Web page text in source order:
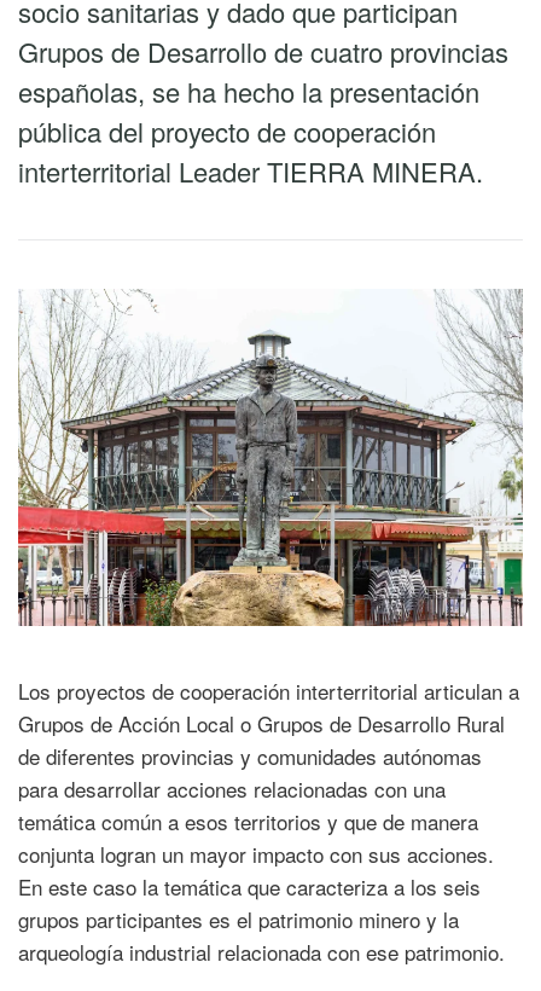
socio sanitarias y dado que participan
Grupos de Desarrollo de cuatro provincias
españolas, se ha hecho la presentación
pública del proyecto de cooperación
interterritorial Leader TIERRA MINERA.
Los proyectos de cooperación interterritorial articulan a
Grupos de Acción Local o Grupos de Desarrollo Rural
de diferentes provincias y comunidades autónomas
para desarrollar acciones relacionadas con una
temática común a esos territorios y que de manera
conjunta logran un mayor impacto con sus acciones.
En este caso la temática que caracteriza a los seis
grupos participantes es el patrimonio minero y la
arqueología industrial relacionada con ese patrimonio.